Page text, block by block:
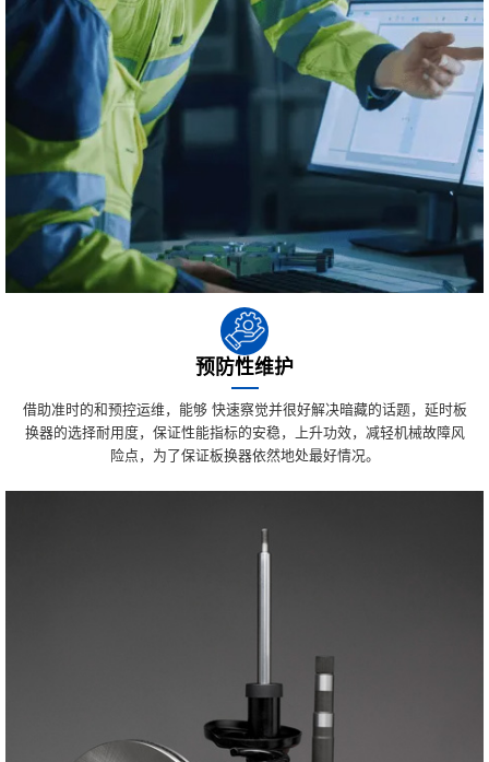
预防性维护
借助准时的和预控运维，能够 快速察觉并很好解决暗藏的话题，延时板
换器的选择耐用度，保证性能指标的安稳，上升功效，减轻机械故障风
险点，为了保证板换器依然地处最好情况。